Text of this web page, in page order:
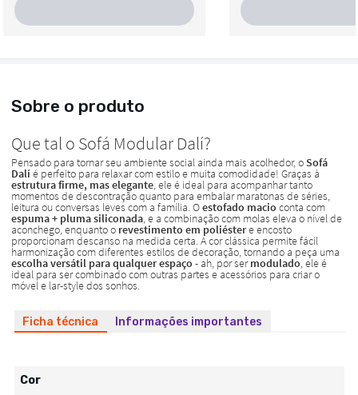
Sobre o produto
Ficha técnica Informações importantes
Cor